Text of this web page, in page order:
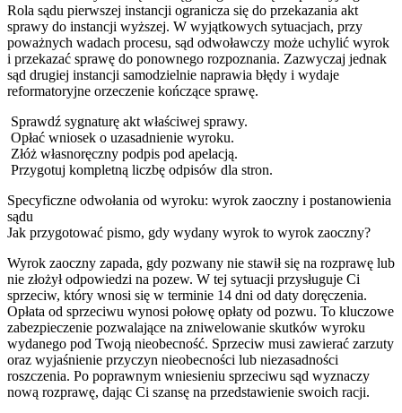
Rola sądu pierwszej instancji ogranicza się do przekazania akt
sprawy do instancji wyższej. W wyjątkowych sytuacjach, przy
poważnych wadach procesu, sąd odwoławczy może uchylić wyrok
i przekazać sprawę do ponownego rozpoznania. Zazwyczaj jednak
sąd drugiej instancji samodzielnie naprawia błędy i wydaje
reformatoryjne orzeczenie kończące sprawę.
Sprawdź sygnaturę akt właściwej sprawy.
Opłać wniosek o uzasadnienie wyroku.
Złóż własnoręczny podpis pod apelacją.
Przygotuj kompletną liczbę odpisów dla stron.
Specyficzne odwołania od wyroku: wyrok zaoczny i postanowienia
sądu
Jak przygotować pismo, gdy wydany wyrok to wyrok zaoczny?
Wyrok zaoczny zapada, gdy pozwany nie stawił się na rozprawę lub
nie złożył odpowiedzi na pozew. W tej sytuacji przysługuje Ci
sprzeciw, który wnosi się w terminie 14 dni od daty doręczenia.
Opłata od sprzeciwu wynosi połowę opłaty od pozwu. To kluczowe
zabezpieczenie pozwalające na zniwelowanie skutków wyroku
wydanego pod Twoją nieobecność. Sprzeciw musi zawierać zarzuty
oraz wyjaśnienie przyczyn nieobecności lub niezasadności
roszczenia. Po poprawnym wniesieniu sprzeciwu sąd wyznaczy
nową rozprawę, dając Ci szansę na przedstawienie swoich racji.